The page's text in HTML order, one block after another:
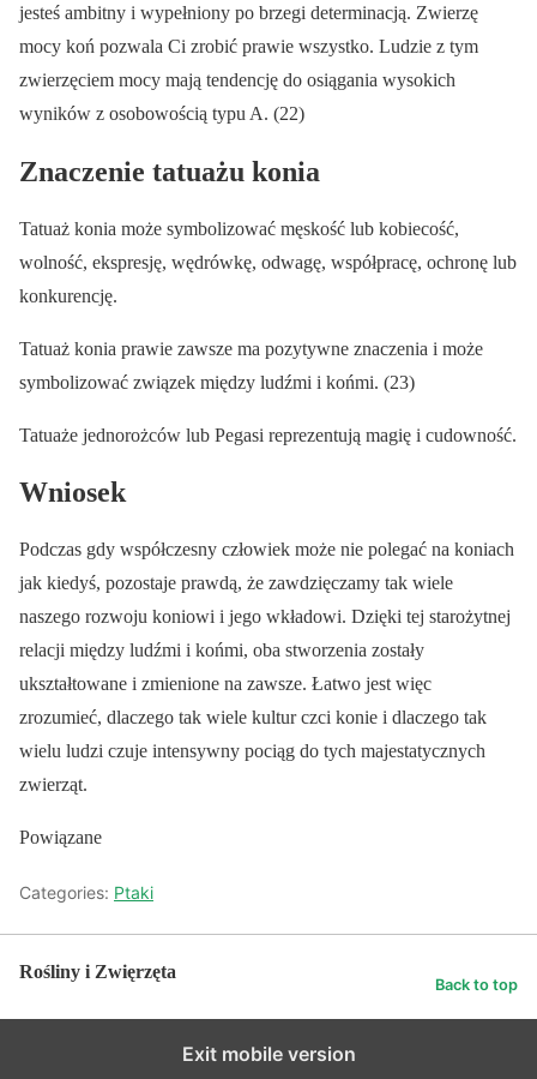
jesteś ambitny i wypełniony po brzegi determinacją. Zwierzę
mocy koń pozwala Ci zrobić prawie wszystko. Ludzie z tym
zwierzęciem mocy mają tendencję do osiągania wysokich
wyników z osobowością typu A. (22)
Znaczenie tatuażu konia
Tatuaż konia może symbolizować męskość lub kobiecość,
wolność, ekspresję, wędrówkę, odwagę, współpracę, ochronę lub
konkurencję.
Tatuaż konia prawie zawsze ma pozytywne znaczenia i może
symbolizować związek między ludźmi i końmi. (23)
Tatuaże jednorożców lub Pegasi reprezentują magię i cudowność.
Wniosek
Podczas gdy współczesny człowiek może nie polegać na koniach
jak kiedyś, pozostaje prawdą, że zawdzięczamy tak wiele
naszego rozwoju koniowi i jego wkładowi. Dzięki tej starożytnej
relacji między ludźmi i końmi, oba stworzenia zostały
ukształtowane i zmienione na zawsze. Łatwo jest więc
zrozumieć, dlaczego tak wiele kultur czci konie i dlaczego tak
wielu ludzi czuje intensywny pociąg do tych majestatycznych
zwierząt.
Powiązane
Categories: Ptaki
Rośliny i Zwięrzęta
Back to top
Exit mobile version